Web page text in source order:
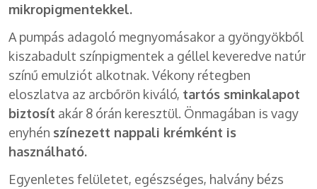
mikropigmentekkel.
A pumpás adagoló megnyomásakor a gyöngyökből
kiszabadult színpigmentek a géllel keveredve natúr
színű emulziót alkotnak. Vékony rétegben
eloszlatva az arcbőrön kiváló, tartós sminkalapot
biztosít akár 8 órán keresztül. Önmagában is vagy
enyhén színezett nappali krémként is
használható.
Egyenletes felületet, egészséges, halvány bézs